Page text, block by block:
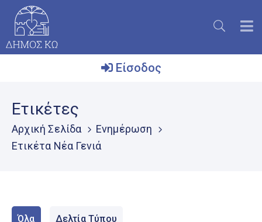
Δήμος
Το
Νησί
Είσοδος
Ετικέτες
Αρχική Σελίδα
Ενημέρωση
Ετικέτα Νέα Γενιά
Όλα Δελτία Τύπου